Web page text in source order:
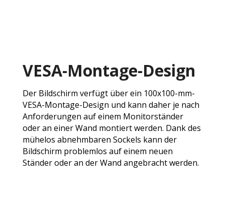
VESA-Montage-Design
Der Bildschirm verfügt über ein 100x100-mm-
VESA-Montage-Design und kann daher je nach
Anforderungen auf einem Monitorständer
oder an einer Wand montiert werden. Dank des
mühelos abnehmbaren Sockels kann der
Bildschirm problemlos auf einem neuen
Ständer oder an der Wand angebracht werden.